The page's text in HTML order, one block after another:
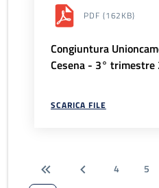
PDF (162KB)
Congiuntura
Cesena - 3° trimestre
SCARICA FILE
4 5